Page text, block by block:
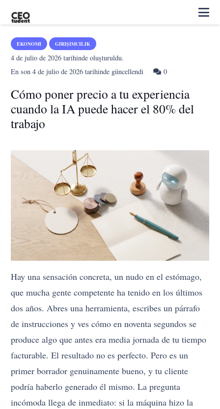
EKONOMI GIRIŞIMCILIK
4 de julio de 2026 tarihinde oluşturuldu.
En son4 de julio de 2026 tarihinde güncellendi 0
Cómo poner precio a tu experiencia
cuando la IA puede hacer el 80% del
trabajo
Hay una sensación concreta, un nudo en el estómago,
que mucha gente competente ha tenido en los últimos
dos años. Abres una herramienta, escribes un párrafo
de instrucciones y ves cómo en noventa segundos se
produce algo que antes era media jornada de tu tiempo
facturable. El resultado no es perfecto. Pero es un
primer borrador genuinamente bueno, y tu cliente
podría haberlo generado él mismo. La pregunta
incómoda llega de inmediato: si la máquina hizo la